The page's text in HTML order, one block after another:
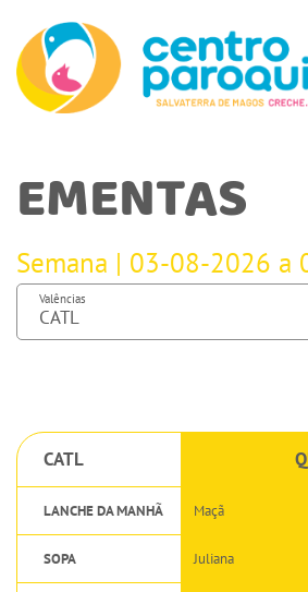
EMENTAS
Semana | 03-08-2026 a
Valências
CATL
LANCHE DA MANHÃ Maçã
SOPA Juliana